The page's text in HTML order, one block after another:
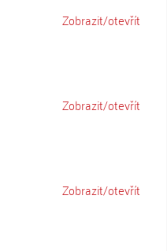
Zobrazit/otevřít
Zobrazit/otevřít
Zobrazit/otevřít